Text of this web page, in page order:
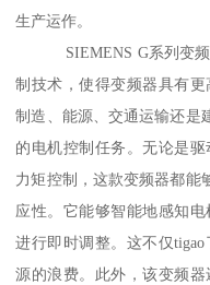
生产运作。
SIEMENS G系列变频
制技术，使得变频器具有
制造、能源、交通运输还是
的电机控制任务。无论是
力矩控制，这款变频器都能
应性。它能够智能地感知
进行即时调整。这不仅
源的浪费。此外，该变频